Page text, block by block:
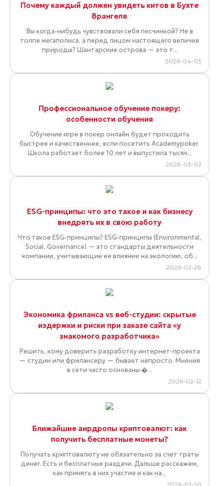
Почему каждый должен увидеть китов в Бухте
Врангеля
Вы когда-нибудь чувствовали себя песчинкой? Не в
толпе мегаполиса, а перед лицом настоящего величия
природы? Шантарские острова — это т...
2026-04-03
Профессиональное обучение покеру:
особенности обучения
Обучение игре в покер онлайн будет проходить
быстрее и качественнее, если посетить Academypoker.
Школа работает более 10 лет и выпустила тысяч...
2026-03-02
ESG-принципы: что это такое и как бизнесу
внедрять их в свою работу
Что такое ESG-принципы? ESG-принципы (Environmental,
Social, Governance) — это стандарты деятельности
компании, учитывающие ее влияние на экологию, об...
2026-02-26
Экономика фриланса vs веб-студии: скрытые
издержки и риски при заказе сайта «у
знакомого разработчика»
Решить, кому доверить разработку интернет-проекта
— студии или фрилансеру — бывает непросто. Мнения
в сети часто основаны �...
2026-02-12
Ближайшие аирдропы криптовалют: как
получить бесплатные монеты?
Получать криптовалюту не обязательно за счет траты
денег. Есть и бесплатные раздачи. Дальше расскажем,
как принять в них участие и как на...
2026-01-20